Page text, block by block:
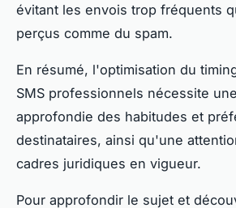
évitant les envois trop fréquents
perçus comme du spam.
En résumé, l'optimisation du
SMS professionnels nécessite
approfondie des habitudes et
destinataires, ainsi qu'une
cadres juridiques en vigueur.
Pour approfondir le sujet et